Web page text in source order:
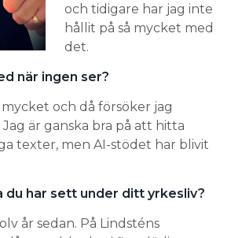
och tidigare har jag inte
hållit på så mycket med
det.
när ingen ser?
och då försöker jag
är ganska bra på att hitta
texter, men AI-stödet har blivit
du har sett under ditt yrkesliv?
år sedan. På Lindsténs